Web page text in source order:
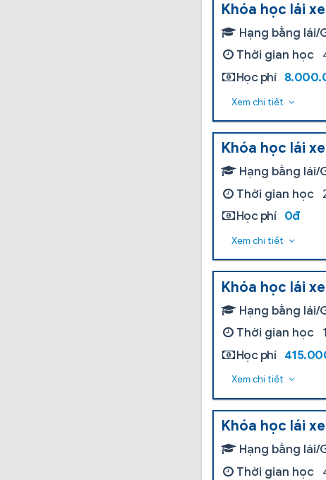
Khóa học lái
Hạng bằng lái/
Thời gian học
Học phí
Xem chi tiết
Khóa học lái
Hạng bằng lái/
Thời gian học
Học phí
0đ
Xem chi tiết
Khóa học lái
Hạng bằng lái/
Thời gian học
Học phí
Xem chi tiết
Khóa học lái
Hạng bằng lái/
Thời gian học